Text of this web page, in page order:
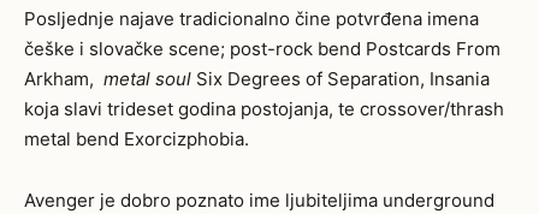
Posljednje najave tradicionalno čine potvrđena imena
češke i slovačke scene; post-rock bend Postcards From
Arkham, metal soul Six Degrees of Separation, Insania
koja slavi trideset godina postojanja, te crossover/thrash
metal bend Exorcizphobia.
Avenger je dobro poznato ime ljubiteljima underground